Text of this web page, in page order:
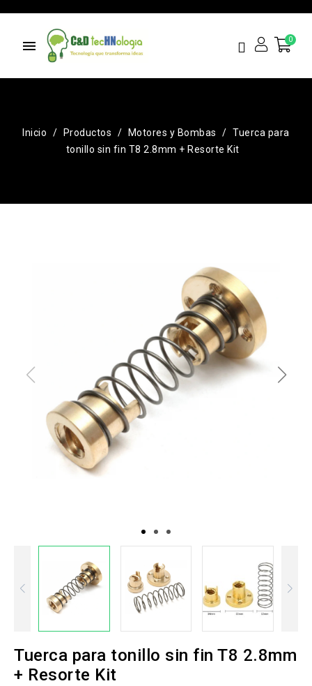
menu
Inicio Productos Motores y Bombas
Tuerca para
tonillo sin fin T8 2.8mm + Resorte Kit
Tuerca para tonillo sin fin T8 2.8mm
+ Resorte Kit